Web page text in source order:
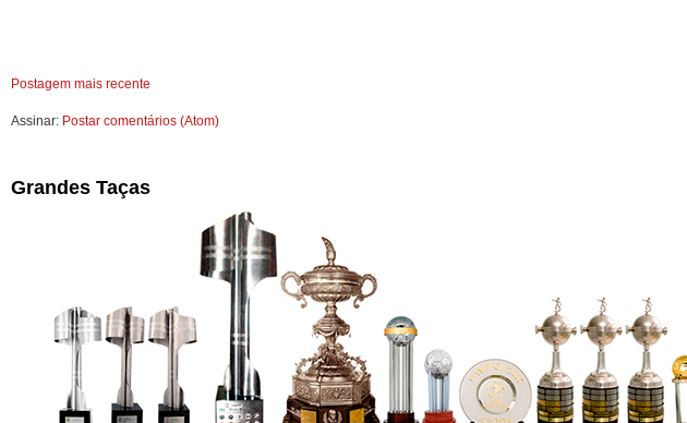
Postagem mais recente
Assinar: Postar comentários (Atom)
Grandes Taças